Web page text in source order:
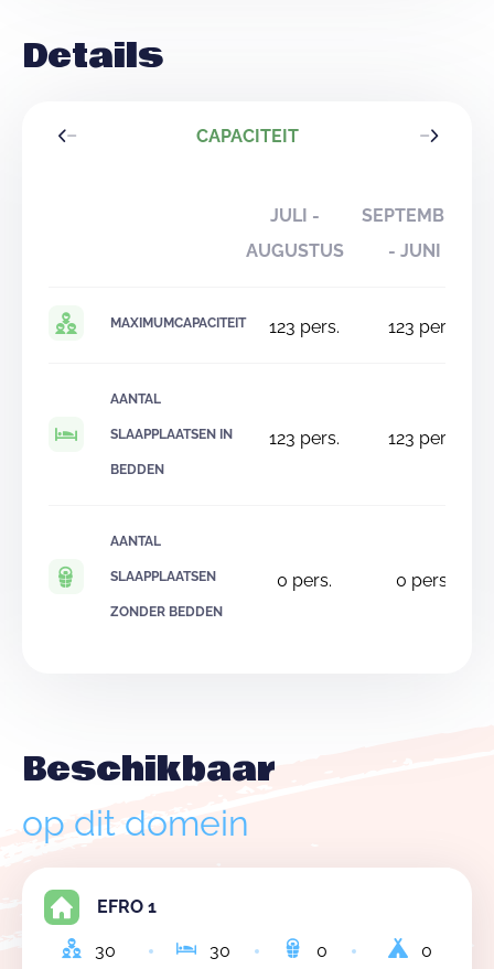
Details
CAPACITEIT
JULI -
AUGUSTUS
SEPTEMBER
- JUNI
MAXIMUMCAPACITEIT 123 pers. 123 pers.
AANTAL
SLAAPPLAATSEN IN
BEDDEN
123 pers. 123 pers.
AANTAL
SLAAPPLAATSEN
ZONDER BEDDEN
0 pers. 0 pers.
Beschikbaar
op dit domein
EFRO 1
30 30 0
0